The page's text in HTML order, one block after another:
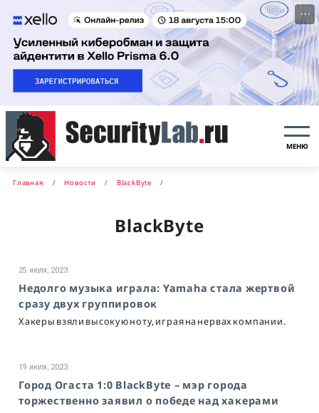
···
МЕНЮ
Главная Новости BlackByte
BlackByte
25 июля, 2023
Недолго музыка играла: Yamaha стала жертвой
сразу двух группировок
Хакеры взяли высокую ноту, играя на нервах компании.
19 июля, 2023
Город Огаста 1:0 BlackByte – мэр города
торжественно заявил о победе над хакерами